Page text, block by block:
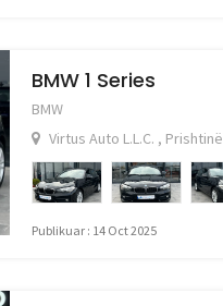
BMW 1 Series
BMW
Virtus Auto L.L.C. , Prishtinë
Publikuar : 14 Oct 2025